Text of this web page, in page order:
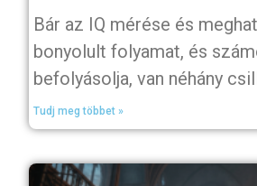
Bár az IQ mérése és
bonyolult folyamat, és
befolyásolja, van néhány
Tudj meg többet »